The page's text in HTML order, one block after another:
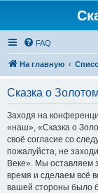
FAQ
На главную
Сказка о
Заходя на
«наш», «Сказка о
своё согласие со
пожалуйста, не
Веке». Мы оставляем
время и сделаем всё
вашей стороны было